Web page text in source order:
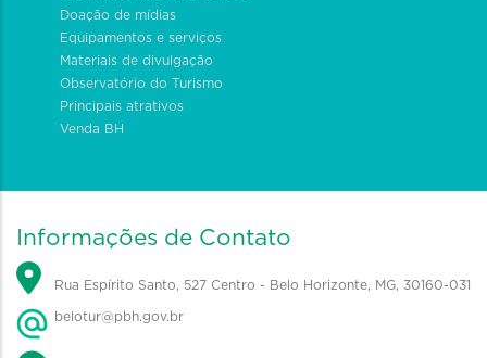
Doação de mídias
Equipamentos e serviços
Materiais de divulgação
Observatório do Turismo
Principais atrativos
Venda BH
Informações de Contato
Rua Espírito Santo, 527 Centro - Belo Horizonte, MG, 30160-031
belotur@pbh.gov.br